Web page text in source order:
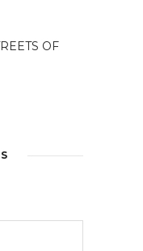
OF